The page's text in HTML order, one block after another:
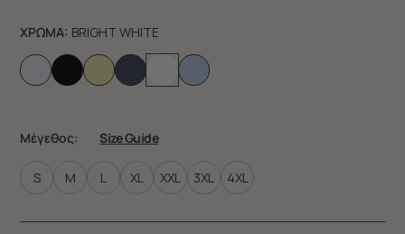
ΧΡΩΜΑ: BRIGHT WHITE
Μέγεθος: Size Guide
S M L XL XXL 3XL 4XL